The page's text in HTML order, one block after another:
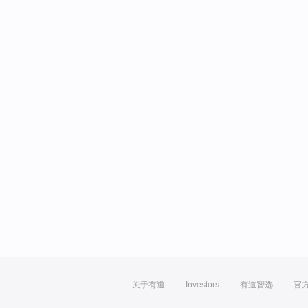
关于有道 Investors 有道智选 官